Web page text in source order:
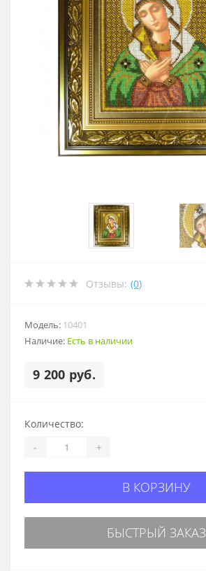
Отзывы: (0)
Модель: 10401
Наличие: Есть в наличии
9 200 руб.
Количество:
- +
В КОРЗИНУ
БЫСТРЫЙ ЗАКАЗ